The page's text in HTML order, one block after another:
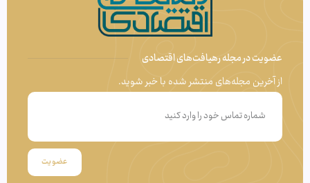
عضویت در مجله رهیافت‌های اقتصادی
از آخرین مجله‌های منتشر شده با خبر شوید.
عضویت